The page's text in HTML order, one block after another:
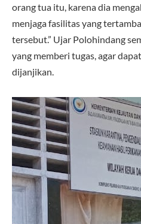
orang tua itu, karena dia
menjaga fasilitas yang
tersebut.” Ujar Polohindang
yang memberi tugas, agar
dijanjikan.